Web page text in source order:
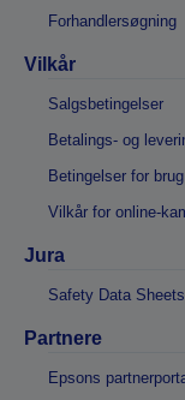
Forhandlersøgning
Vilkår
Salgsbetingelser
Betalings- og
Betingelser for brug
Vilkår for online-
Jura
Safety Data Sheets
Partnere
Epsons